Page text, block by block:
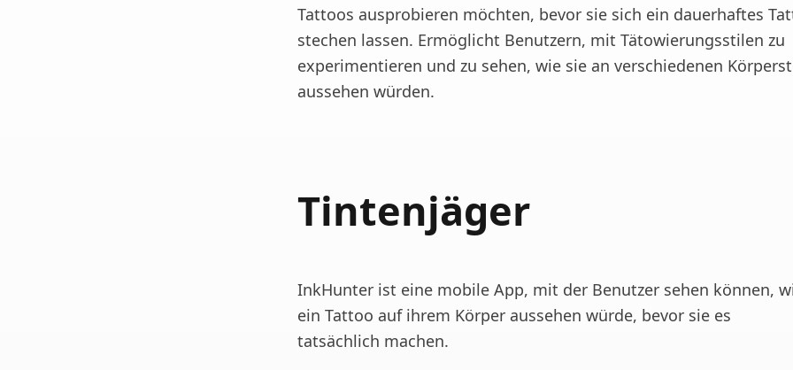
Tattoos ausprobieren möchten, bevor sie sich ein dauerhaftes
stechen lassen. Ermöglicht Benutzern, mit Tätowierungsstilen zu
experimentieren und zu sehen, wie sie an verschiedenen
aussehen würden.
Tintenjäger
InkHunter ist eine mobile App, mit der Benutzer sehen können,
ein Tattoo auf ihrem Körper aussehen würde, bevor sie es
tatsächlich machen.